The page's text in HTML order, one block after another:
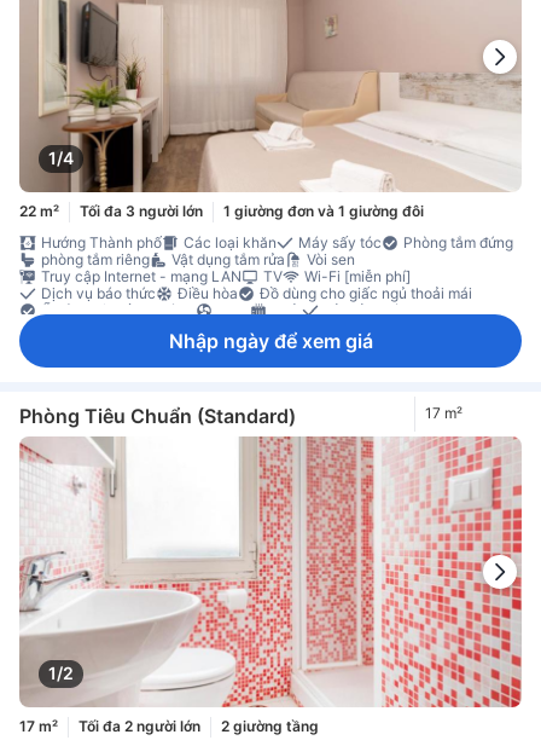
1/4
22 m² Tối đa 3 người lớn
1 giường đơn và 1 giường đôi
Hướng Thành phố
Các loại khăn Máy sấy tóc
Phòng tắm đứng
phòng tắm riêng
Vật dụng tắm rửa
Vòi sen
Truy cập Internet - mạng LAN
TV
Wi-Fi [miễn phí]
Dịch vụ báo thức
Điều hòa
Đồ dùng cho giấc ngủ thoải mái
Ổ cắm điện gần giường
Sưởi
Vải trải giường
Đi lên bằng thang máy
Tính năng an toàn/bảo mậtNhập ngày để xem giá
Phòng Tiêu Chuẩn (Standard) 17 m²
1/2
17 m² Tối đa 2 người lớn
2 giường tầng